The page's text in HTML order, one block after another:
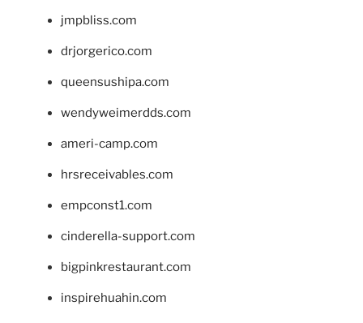
jmpbliss.com
drjorgerico.com
queensushipa.com
wendyweimerdds.com
ameri-camp.com
hrsreceivables.com
empconst1.com
cinderella-support.com
bigpinkrestaurant.com
inspirehuahin.com